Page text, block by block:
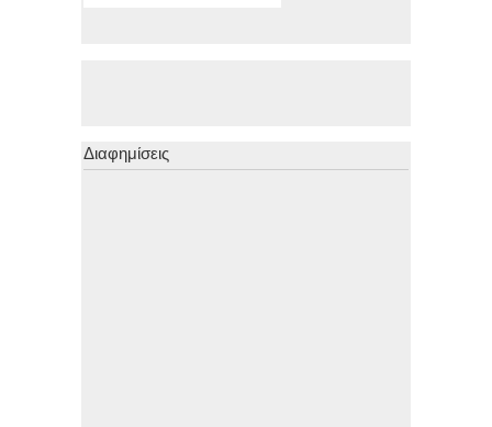
Διαφημίσεις